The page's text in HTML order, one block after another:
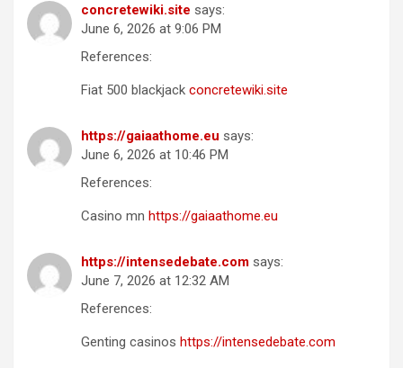
concretewiki.site says:
June 6, 2026 at 9:06 PM
References:
Fiat 500 blackjack concretewiki.site
https://gaiaathome.eu says:
June 6, 2026 at 10:46 PM
References:
Casino mn https://gaiaathome.eu
https://intensedebate.com says:
June 7, 2026 at 12:32 AM
References:
Genting casinos https://intensedebate.com